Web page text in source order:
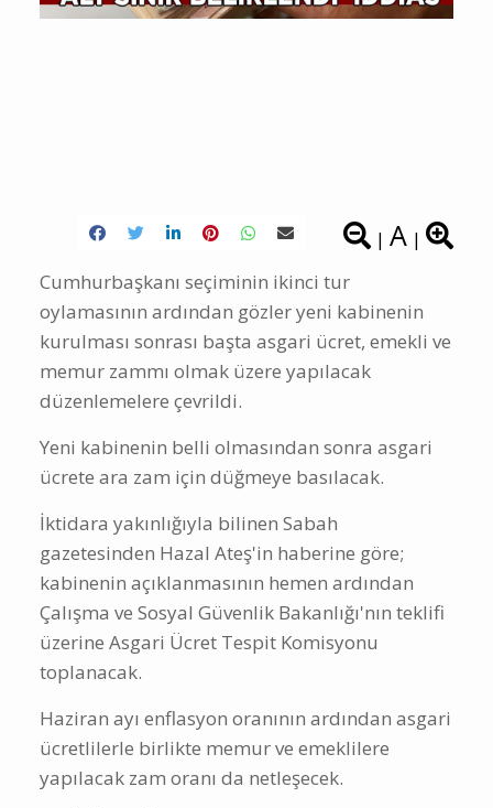
| A |
Cumhurbaşkanı seçiminin ikinci tur
oylamasının ardından gözler yeni kabinenin
kurulması sonrası başta asgari ücret, emekli ve
memur zammı olmak üzere yapılacak
düzenlemelere çevrildi.
Yeni kabinenin belli olmasından sonra asgari
ücrete ara zam için düğmeye basılacak.
İktidara yakınlığıyla bilinen Sabah
gazetesinden Hazal Ateş'in haberine göre;
kabinenin açıklanmasının hemen ardından
Çalışma ve Sosyal Güvenlik Bakanlığı'nın teklifi
üzerine Asgari Ücret Tespit Komisyonu
toplanacak.
Haziran ayı enflasyon oranının ardından asgari
ücretlilerle birlikte memur ve emeklilere
yapılacak zam oranı da netleşecek.